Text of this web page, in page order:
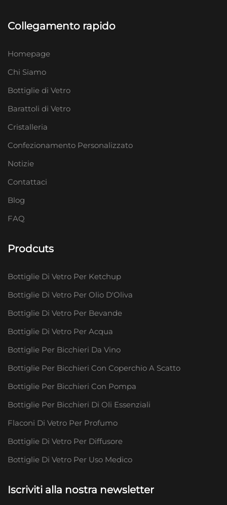
Collegamento rapido
Homepage
Chi Siamo
Bottiglie di Vetro
Barattoli di Vetro
Cristalleria
Confezionamento Personalizzato
Notizie
Contattaci
Blog
FAQ
Prodcuts
Bottiglie Di Vetro Per Ketchup
Bottiglie Di Vetro Per Olio D'Oliva
Bottiglie Di Vetro Per Bevande
Bottiglie Di Vetro Per Acqua
Bottiglie Per Bicchieri Da Vino
Bottiglie Per Bicchieri Con Coperchio A Scatto
Bottiglie Per Bicchieri Con Pompa
Bottiglie Per Bicchieri Di Oli Essenziali
Flaconi Di Vetro Per Profumo
Bottiglie Di Vetro Per Diffusore
Bottiglie Di Vetro Per Uso Medico
Iscriviti alla nostra newsletter